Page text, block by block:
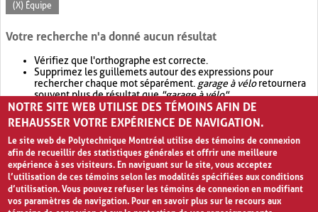
(X) Équipe
Votre recherche n'a donné aucun résultat
Vérifiez que l'orthographe est correcte.
Supprimez les guillemets autour des expressions pour
rechercher chaque mot séparément. garage à véloretournera
souvent plus de résultat que"garage à vélo".
Envisagez d'élargir votre recherche avec OR.garage OR vélo
retournera souvent plus de résultat quegarage à vélo
NOTRE SITE WEB UTILISE DES TÉMOINS AFIN DE
REHAUSSER VOTRE EXPÉRIENCE DE NAVIGATION.
Le site web de Polytechnique Montréal utilise des témoins de connexion
afin de recueillir des statistiques générales et offrir une meilleure
expérience à ses visiteurs. En naviguant sur le site, vous acceptez
l’utilisation de ces témoins selon les modalités spécifiées aux conditions
d’utilisation. Vous pouvez refuser les témoins de connexion en modifiant
vos paramètres de navigation. Pour en savoir plus sur le recours aux